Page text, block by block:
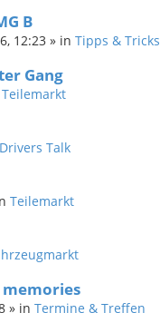
B
12:23 » in Tipps & Tricks
Gang
Teilemarkt
Drivers Talk
Teilemarkt
memories
» in Termine & Treffen